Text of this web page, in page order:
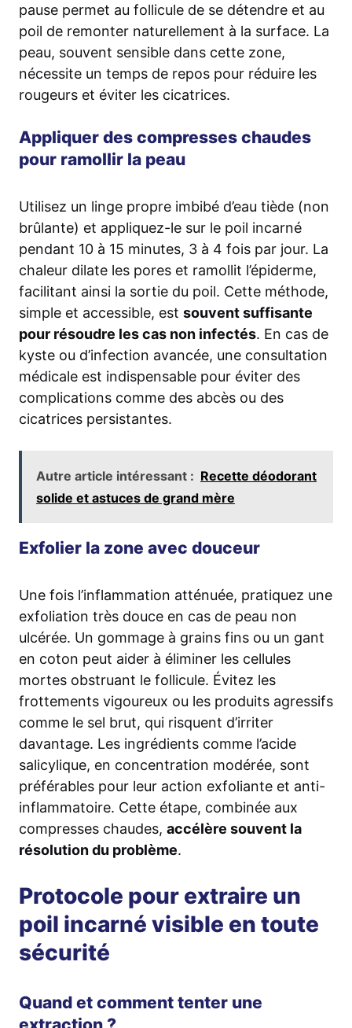
pause permet au follicule de se détendre et au
poil de remonter naturellement à la surface. La
peau, souvent sensible dans cette zone,
nécessite un temps de repos pour réduire les
rougeurs et éviter les cicatrices.
Appliquer des compresses chaudes
pour ramollir la peau
Utilisez un linge propre imbibé d’eau tiède (non
brûlante) et appliquez-le sur le poil incarné
pendant 10 à 15 minutes, 3 à 4 fois par jour. La
chaleur dilate les pores et ramollit l’épiderme,
facilitant ainsi la sortie du poil. Cette méthode,
simple et accessible, est souvent suffisante
pour résoudre les cas non infectés. En cas de
kyste ou d’infection avancée, une consultation
médicale est indispensable pour éviter des
complications comme des abcès ou des
cicatrices persistantes.
Autre article intéressant : Recette déodorant
solide et astuces de grand mère
Exfolier la zone avec douceur
Une fois l’inflammation atténuée, pratiquez une
exfoliation très douce en cas de peau non
ulcérée. Un gommage à grains fins ou un gant
en coton peut aider à éliminer les cellules
mortes obstruant le follicule. Évitez les
frottements vigoureux ou les produits agressifs
comme le sel brut, qui risquent d’irriter
davantage. Les ingrédients comme l’acide
salicylique, en concentration modérée, sont
préférables pour leur action exfoliante et anti-
inflammatoire. Cette étape, combinée aux
compresses chaudes, accélère souvent la
résolution du problème.
Protocole pour extraire un
poil incarné visible en toute
sécurité
Quand et comment tenter une